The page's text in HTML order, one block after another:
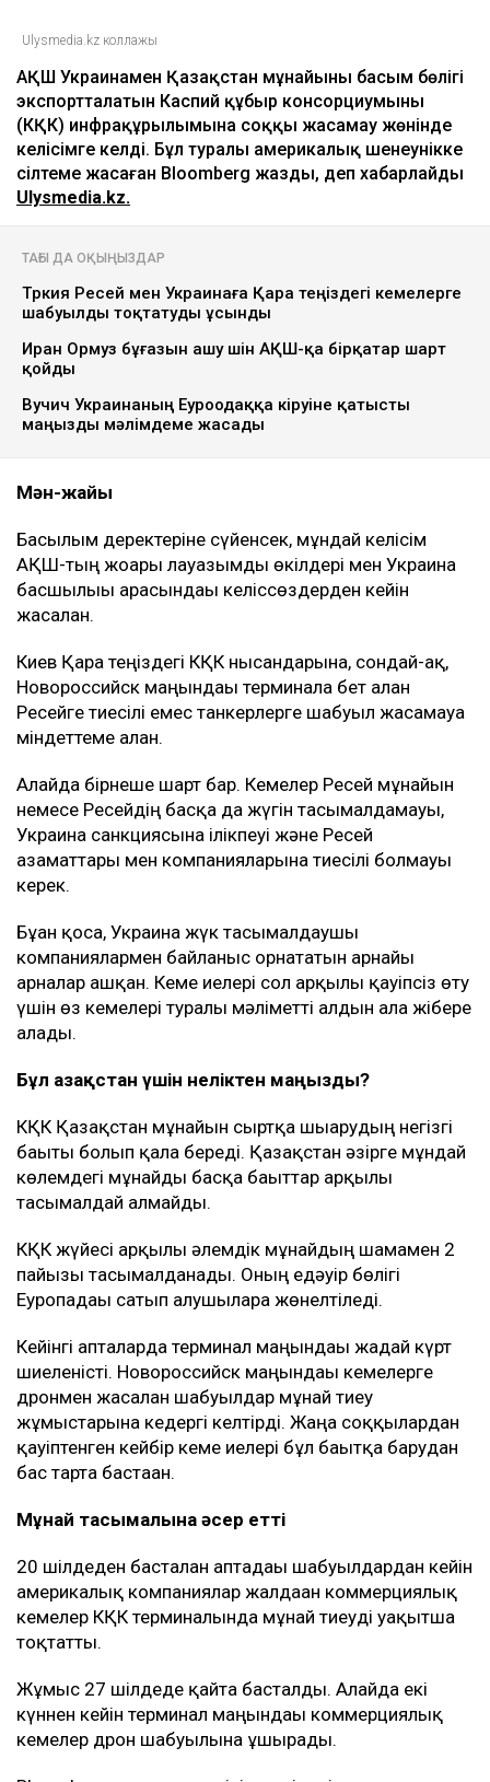
Ulysmedia.kz коллажы
АҚШ Украинамен Қазақстан мұнайының басым бөлігі
экспортталатын Каспий құбыр консорциумының
(КҚК) инфрақұрылымына соққы жасамау жөнінде
келісімге келді. Бұл туралы америкалық шенеунікке
сілтеме жасаған Bloomberg жазды, деп хабарлайды
Ulysmedia.kz.
ТАҒЫ ДА ОҚЫҢЫЗДАР
Түркия Ресей мен Украинаға Қара теңіздегі кемелерге
шабуылды тоқтатуды ұсынды
Иран Ормуз бұғазын ашу үшін АҚШ-қа бірқатар шарт
қойды
Вучич Украинаның Еуроодаққа кіруіне қатысты
маңызды мәлімдеме жасады
Мән-жайы
Басылым деректеріне сүйенсек, мұндай келісім
АҚШ-тың жоғары лауазымды өкілдері мен Украина
басшылығы арасындағы келіссөздерден кейін
жасалған.
Киев Қара теңіздегі КҚК нысандарына, сондай-ақ,
Новороссийск маңындағы терминалға бет алған
Ресейге тиесілі емес танкерлерге шабуыл жасамауға
міндеттеме алған.
Алайда бірнеше шарт бар. Кемелер Ресей мұнайын
немесе Ресейдің басқа да жүгін тасымалдамауы,
Украина санкциясына ілікпеуі және Ресей
азаматтары мен компанияларына тиесілі болмауы
керек.
Бұған қоса, Украина жүк тасымалдаушы
компаниялармен байланыс орнататын арнайы
арналар ашқан. Кеме иелері сол арқылы қауіпсіз өту
үшін өз кемелері туралы мәліметті алдын ала жібере
алады.
Бұл Қазақстан үшін неліктен маңызды?
КҚК Қазақстан мұнайын сыртқа шығарудың негізгі
бағыты болып қала береді. Қазақстан әзірге мұндай
көлемдегі мұнайды басқа бағыттар арқылы
тасымалдай алмайды.
КҚК жүйесі арқылы әлемдік мұнайдың шамамен 2
пайызы тасымалданады. Оның едәуір бөлігі
Еуропадағы сатып алушыларға жөнелтіледі.
Кейінгі апталарда терминал маңындағы жағдай күрт
шиеленісті. Новороссийск маңындағы кемелерге
дронмен жасалған шабуылдар мұнай тиеу
жұмыстарына кедергі келтірді. Жаңа соққылардан
қауіптенген кейбір кеме иелері бұл бағытқа барудан
бас тарта бастаған.
Мұнай тасымалына әсер етті
20 шілдеден басталған аптадағы шабуылдардан кейін
америкалық компаниялар жалдаған коммерциялық
кемелер КҚК терминалында мұнай тиеуді уақытша
тоқтатты.
Жұмыс 27 шілдеде қайта басталды. Алайда екі
күннен кейін терминал маңындағы коммерциялық
кемелер дрон шабуылына ұшырады.